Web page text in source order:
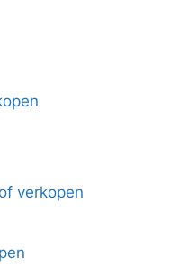
verkopen